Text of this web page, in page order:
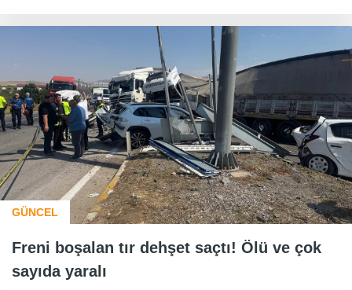
GÜNCEL
Freni boşalan tır dehşet saçtı! Ölü ve çok
sayıda yaralı